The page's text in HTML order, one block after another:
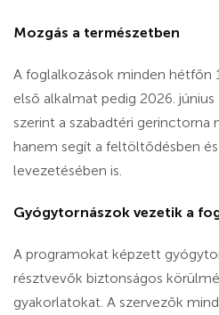
Mozgás a természetben
A foglalkozások minden hétfőn
első alkalmat pedig 2026.
szerint a szabadtéri gerinctorna
hanem segít a feltöltődésben
levezetésében is.
Gyógytornászok vezetik a
A programokat képzett
résztvevők biztonságos
gyakorlatokat. A szervezők